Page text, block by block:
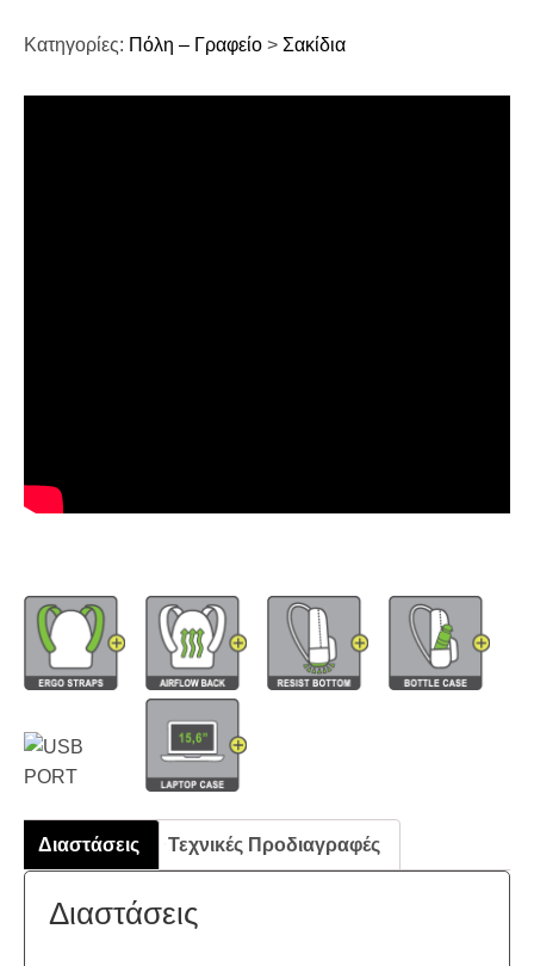
Κατηγορίες: Πόλη – Γραφείο > Σακίδια
Διαστάσεις Τεχνικές Προδιαγραφές
Διαστάσεις